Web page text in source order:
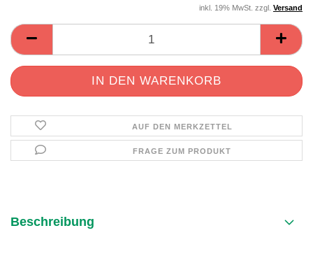
inkl. 19% MwSt. zzgl. Versand
AUF DEN MERKZETTEL
FRAGE ZUM PRODUKT
Beschreibung